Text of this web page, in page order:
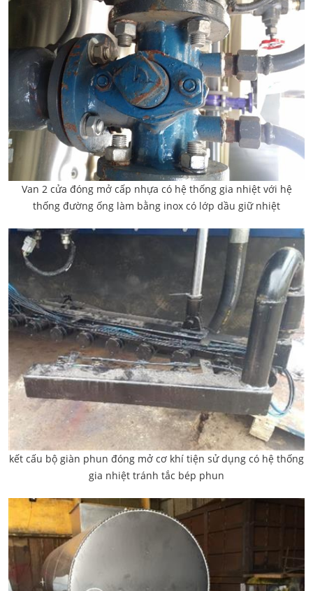
Van 2 cửa đóng mở cấp nhựa có hệ thống gia nhiệt với hệ
thống đường ống làm bằng inox có lớp dầu giữ nhiệt
kết cấu bộ giàn phun đóng mở cơ khí tiện sử dụng có hệ thống
gia nhiệt tránh tắc bép phun